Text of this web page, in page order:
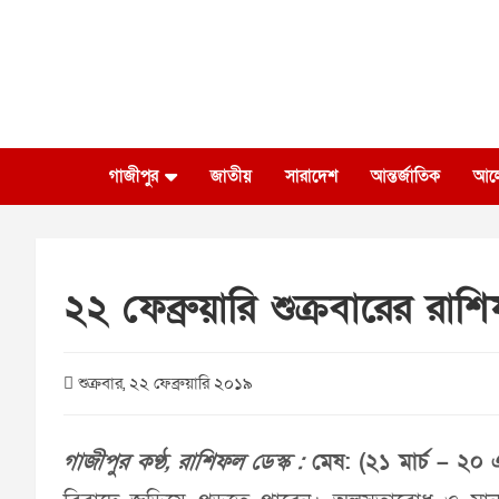
গাজীপুর জাতীয় সারাদেশ আন্তর্জাতিক
২২ ফেব্রুয়ারি শুক্রবারের
শুক্রবার, ২২ ফেব্রুয়ারি ২০১৯
গাজীপুর কণ্ঠ, রাশিফল ডেস্ক :মেষ: (২১ মার্চ – ২০